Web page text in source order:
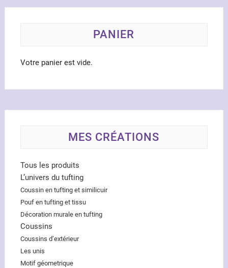
choisies
la
PANIER
Votre panier est vide.
MES CRÉATIONS
Tous les produits
L’univers du tufting
Coussin en tufting et similicuir
Pouf en tufting et tissu
Décoration murale en tufting
Coussins
Coussins d’extérieur
Les unis
Motif géometrique